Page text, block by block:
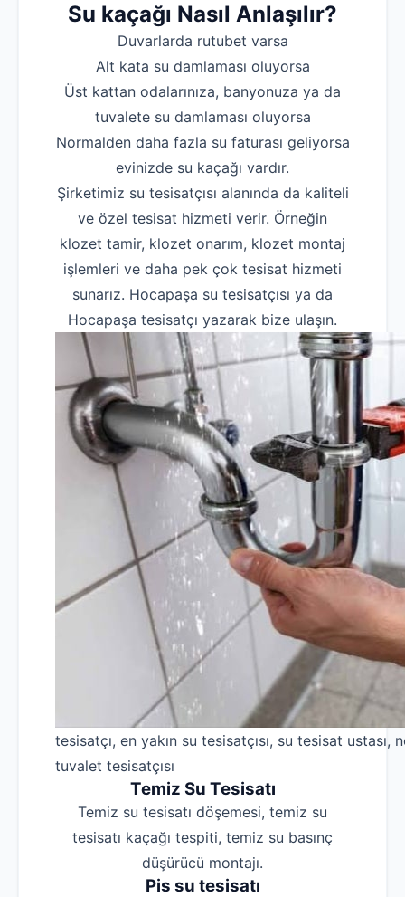
Su kaçağı Nasıl Anlaşılır?
Duvarlarda rutubet varsa
Alt kata su damlaması oluyorsa
Üst kattan odalarınıza, banyonuza ya da
tuvalete su damlaması oluyorsa
Normalden daha fazla su faturası geliyorsa
evinizde su kaçağı vardır.
Şirketimiz su tesisatçısı alanında da kaliteli
ve özel tesisat hizmeti verir. Örneğin
klozet tamir, klozet onarım, klozet montaj
işlemleri ve daha pek çok tesisat hizmeti
sunarız. Hocapaşa su tesisatçısı ya da
Hocapaşa tesisatçı yazarak bize ulaşın.
tesisatçı, en yakın su tesisatçısı, su tesisat
tuvalet tesisatçısı
Temiz Su Tesisatı
Temiz su tesisatı döşemesi, temiz su
tesisatı kaçağı tespiti, temiz su basınç
düşürücü montajı.
Pis su tesisatı